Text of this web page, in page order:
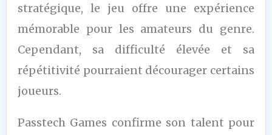
stratégique, le jeu offre une expérience
mémorable pour les amateurs du genre.
Cependant, sa difficulté élevée et sa
répétitivité pourraient décourager certains
joueurs.
Passtech Games confirme son talent pour